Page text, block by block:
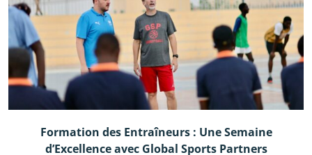
Formation des Entraîneurs : Une Semaine
d’Excellence avec Global Sports Partners